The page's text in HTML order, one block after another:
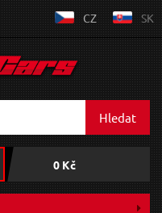
CZ SK
Hledat
0 Kč